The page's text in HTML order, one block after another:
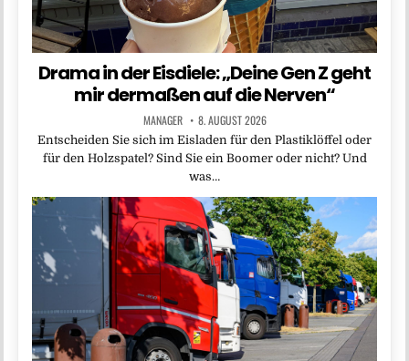
Drama in der Eisdiele: „Deine Gen Z geht
mir dermaßen auf die Nerven“
MANAGER 8. AUGUST 2026
Entscheiden Sie sich im Eisladen für den Plastiklöffel oder
für den Holzspatel? Sind Sie ein Boomer oder nicht? Und
was…